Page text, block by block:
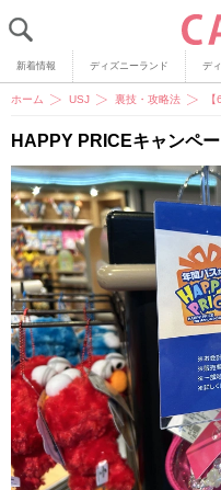
新着情報 ディズニーランド デ
ホーム USJ 裏技・攻略法
HAPPY PRICEキャンペ